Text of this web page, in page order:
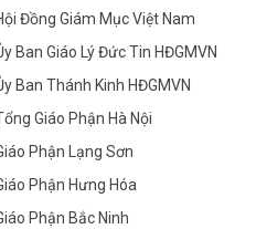
Đồng Giám Mục Việt Nam
Ban Giáo Lý Đức Tin HĐGMVN
Ban Thánh Kinh HĐGMVN
Giáo Phận Hà Nội
Phận Lạng Sơn
Phận Hưng Hóa
Phận Bắc Ninh